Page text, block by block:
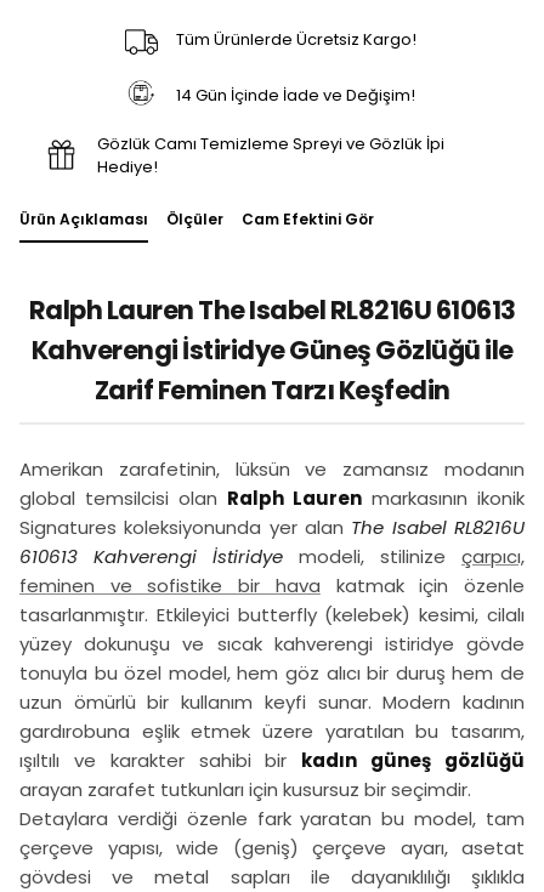
Tüm Ürünlerde Ücretsiz Kargo!
14 Gün İçinde İade ve Değişim!
Gözlük Camı Temizleme Spreyi ve Gözlük İpi
Hediye!
Ürün Açıklaması Ölçüler Cam Efektini Gör
Ralph Lauren The Isabel RL8216U 610613
Kahverengi İstiridye Güneş Gözlüğü ile
Zarif Feminen Tarzı Keşfedin
Amerikan zarafetinin, lüksün ve zamansız modanın
global temsilcisi olan Ralph Lauren markasının ikonik
Signatures koleksiyonunda yer alan The Isabel RL8216U
610613 Kahverengi İstiridye modeli, stilinize çarpıcı,
feminen ve sofistike bir hava katmak için özenle
tasarlanmıştır. Etkileyici butterfly (kelebek) kesimi, cilalı
yüzey dokunuşu ve sıcak kahverengi istiridye gövde
tonuyla bu özel model, hem göz alıcı bir duruş hem de
uzun ömürlü bir kullanım keyfi sunar. Modern kadının
gardırobuna eşlik etmek üzere yaratılan bu tasarım,
ışıltılı ve karakter sahibi bir kadın güneş gözlüğü
arayan zarafet tutkunları için kusursuz bir seçimdir.
Detaylara verdiği özenle fark yaratan bu model, tam
çerçeve yapısı, wide (geniş) çerçeve ayarı, asetat
gövdesi ve metal sapları ile dayanıklılığı şıklıkla